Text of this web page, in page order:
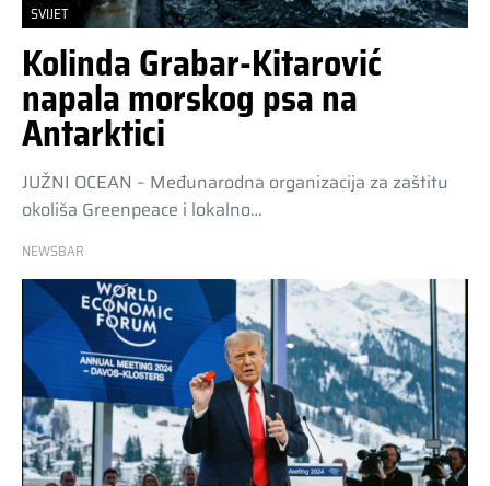
SVIJET
Kolinda Grabar-Kitarović
napala morskog psa na
Antarktici
JUŽNI OCEAN – Međunarodna organizacija za zaštitu
okoliša Greenpeace i lokalno…
NEWSBAR